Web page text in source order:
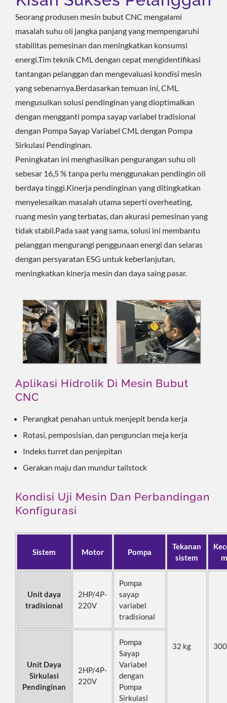
Seorang produsen mesin bubut CNC mengalami
masalah suhu oli jangka panjang yang mempengaruhi
stabilitas pemesinan dan meningkatkan konsumsi
energi.Tim teknik CML dengan cepat mengidentifikasi
tantangan pelanggan dan mengevaluasi kondisi mesin
yang sebenarnya.Berdasarkan temuan ini, CML
mengusulkan solusi pendinginan yang dioptimalkan
dengan mengganti pompa sayap variabel tradisional
dengan Pompa Sayap Variabel CML dengan Pompa
Sirkulasi Pendinginan.
Peningkatan ini menghasilkan pengurangan suhu oli
sebesar 16,5 % tanpa perlu menggunakan pendingin oli
berdaya tinggi.Kinerja pendinginan yang ditingkatkan
menyelesaikan masalah utama seperti overheating,
ruang mesin yang terbatas, dan akurasi pemesinan yang
tidak stabil.Pada saat yang sama, solusi ini membantu
pelanggan mengurangi penggunaan energi dan selaras
dengan persyaratan ESG untuk keberlanjutan,
meningkatkan kinerja mesin dan daya saing pasar.
Aplikasi Hidrolik Di Mesin Bubut
CNC
Perangkat penahan untuk menjepit benda kerja
Rotasi, pemposisian, dan penguncian meja kerja
Indeks turret dan penjepitan
Gerakan maju dan mundur tailstock
Kondisi Uji Mesin Dan Perbandingan
Konfigurasi
Sistem Motor Pompa
Tekanan
sistem
Unit daya
tradisional
2HP/4P-
220V
Pompa
sayap
variabel
tradisional
32 kg
Unit Daya
Sirkulasi
Pendinginan
2HP/4P-
220V
Pompa
Sayap
Variabel
dengan
Pompa
Sirkulasi